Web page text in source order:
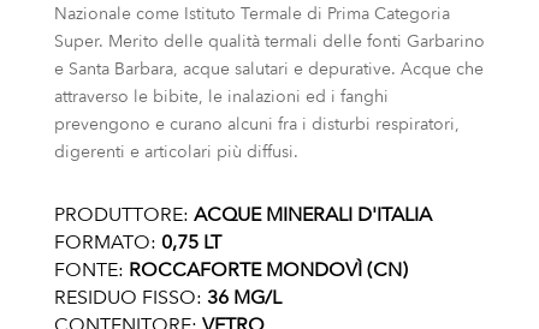
Nazionale come Istituto Termale di Prima Categoria
Super. Merito delle qualità termali delle fonti Garbarino
e Santa Barbara, acque salutari e depurative. Acque che
attraverso le bibite, le inalazioni ed i fanghi
prevengono e curano alcuni fra i disturbi respiratori,
digerenti e articolari più diffusi.
PRODUTTORE: ACQUE MINERALI D'ITALIA
FORMATO: 0,75 LT
FONTE: ROCCAFORTE MONDOVÌ (CN)
RESIDUO FISSO: 36 MG/L